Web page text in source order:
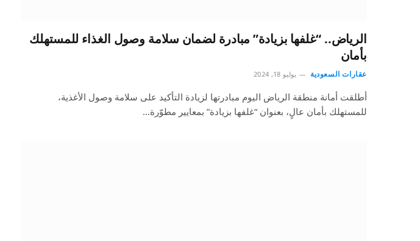
الرياض.. “غلفها بزيادة” مبادرة لضمان سلامة وصول الغذاء للمستهلك
بأمان
عقارات السعودية يوليو 18, 2024
أطلقت أمانة منطقة الرياض اليوم مبادرتها لزيادة التأكيد على سلامة وصول الأغذية،
للمستهلك بأمان عالٍ، بعنوان “غلفها بزيادة” بمعايير مطوّرة…